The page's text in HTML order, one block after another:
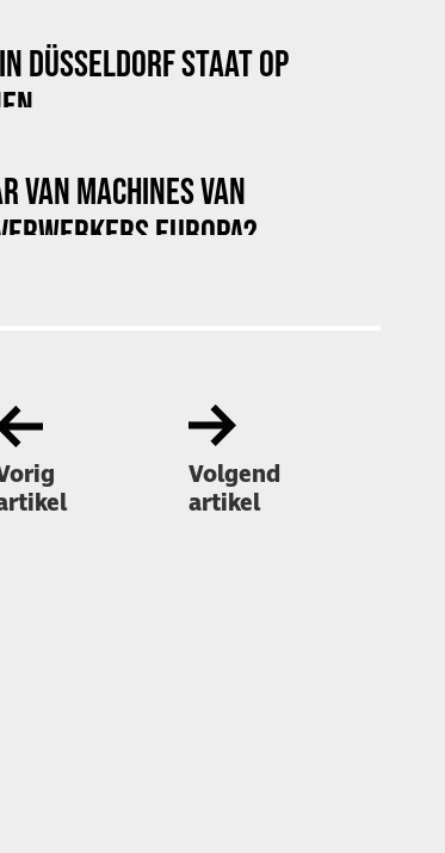
DÜSSELDORF STAAT OP
VAN MACHINES VAN
EUROPA?
Volgend
artikel